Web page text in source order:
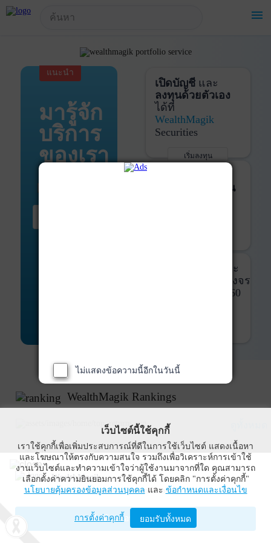
menu
แนะนำ
มารู้จัก
บริการ
ของเรา
เปิดบัญชีและ
ลงทุนด้วยตัวเอง
ได้ที่
WealthMagik
Securities
เริ่มลงทุน
ติดตามการลงทุน
และ
ที่ครบวงจร
360
WealthMagik Rankings
Top Returns
กองทุนตราสารทุน
WealthMagik
Wealth Management System Limited
เปิดด้วยแอป WealthMagik
!-- Start Advertise -->
ไม่แสดงข้อความนี้อีกในวันนี้
เว็บไซต์นี้ใช้คุกกี้
เราใช้คุกกี้เพื่อเพิ่มประสบการณ์ที่ดีในการใช้เว็บไซต์ แสดงเนื้อหา
และโฆษณาให้ตรงกับความสนใจ รวมถึงเพื่อวิเคราะห์การเข้าใช้
งานเว็บไซต์และทำความเข้าใจว่าผู้ใช้งานมาจากที่ใด คุณสามารถ
เลือกตั้งค่าความยินยอมการใช้คุกกี้ได้ โดยคลิก "การตั้งค่าคุกกี้"
นโยบายคุ้มครองข้อมูลส่วนบุคคล และ ข้อกำหนดและเงื่อนไข
การตั้งค่าคุกกี้ ยอมรับทั้งหมด